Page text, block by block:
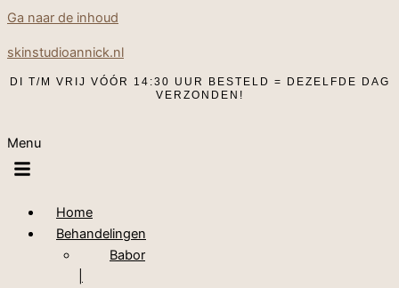
Ga naar de inhoud
skinstudioannick.nl
DI T/M VRIJ VÓÓR 14:30 UUR BESTELD = DEZELFDE DAG
VERZONDEN!
Menu
Home
Behandelingen
Babor